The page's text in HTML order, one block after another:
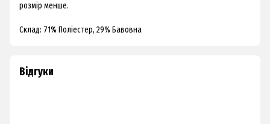
розмір менше.
Склад: 71% Поліестер, 29% Бавовна
Відгуки